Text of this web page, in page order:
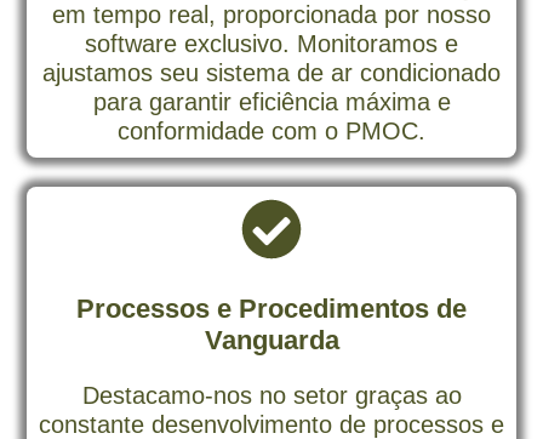
em tempo real, proporcionada por nosso
software exclusivo. Monitoramos e
ajustamos seu sistema de ar condicionado
para garantir eficiência máxima e
conformidade com o PMOC.
Processos e Procedimentos de
Vanguarda
Destacamo-nos no setor graças ao
constante desenvolvimento de processos e